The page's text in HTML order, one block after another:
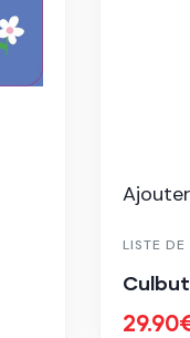
LISTE DE
29.90